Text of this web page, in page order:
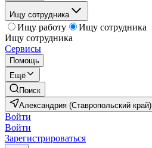
Ищу сотрудника
Ищу работу
Ищу сотрудника
Ищу сотрудника
Сервисы
Помощь
Ещё
Поиск
Александрия (Ставропольский край)
Войти
Войти
Зарегистрироваться